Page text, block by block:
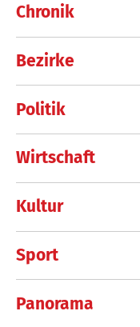
Chronik
Bezirke
Politik
Wirtschaft
Kultur
Sport
Panorama